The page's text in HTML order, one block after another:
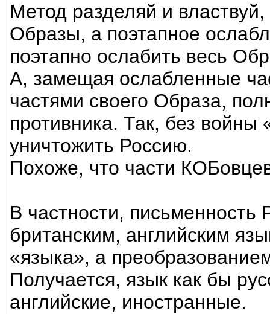
Метод разделяй и
Образы, а поэтапное
поэтапно ослабить весь
А, замещая ослабленные
частями своего Образа,
противника. Так, без войны
уничтожить Россию.
Похоже, что части
В частности, письменность
британским, английским
«языка», а
Получается, язык как бы
английские, иностранные.